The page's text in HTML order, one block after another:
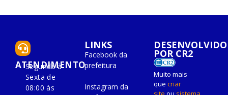
ATENDIMENTO
Segunda à
Sexta de
08:00 às
LINKS
Facebook da
prefeitura
Instagram da
DESENVOLVIDO
POR CR2
Muito mais
que criar